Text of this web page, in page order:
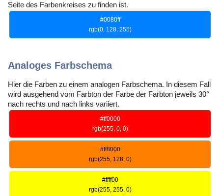
Seite des Farbenkreises zu finden ist.
#0080ff
rgb(0, 128, 255)
Analoges Farbschema
Hier die Farben zu einem analogen Farbschema. In diesem Fall
wird ausgehend vom Farbton der Farbe der Farbton jeweils 30°
nach rechts und nach links variiert.
#ff0000
rgb(255, 0, 0)
#ff8000
rgb(255, 128, 0)
#ffff00
rgb(255, 255, 0)